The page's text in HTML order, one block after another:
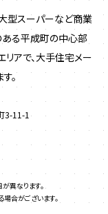
型スーパーなど商業
ある平成町の中心部
リアで、大手住宅メー
。
3-11-1
異なります。
合がございます。